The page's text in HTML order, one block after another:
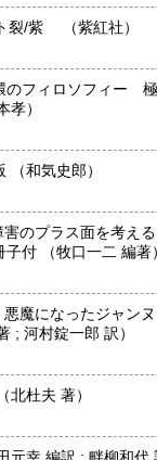
舗)、事務所併設の
舗営業はしていませ
工芸、近代文献、趣
染織の美13 コプト裂/紫 （紫紅社）
のフィロソフィー
（煎本孝）
和気史郎画集 限定版 （和気史郎）
害のプラス面を考
「その後の私たち」冊子付 （牧口一二 編著）
魔になったジャン
; 河村錠一郎 訳）
マンボウおもちゃ箱 （北杜夫 著）